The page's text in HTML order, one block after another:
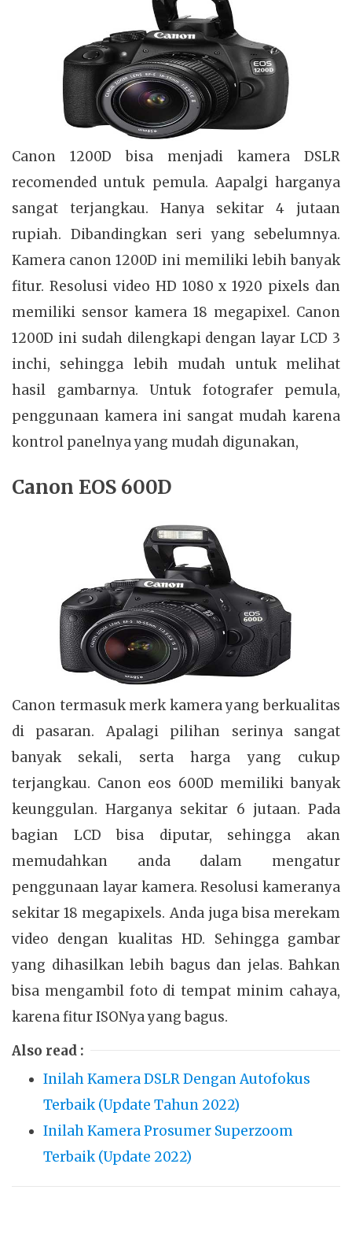
Canon 1200D bisa menjadi kamera DSLR
recomended untuk pemula. Aapalgi harganya
sangat terjangkau. Hanya sekitar 4 jutaan
rupiah. Dibandingkan seri yang sebelumnya.
Kamera canon 1200D ini memiliki lebih banyak
fitur. Resolusi video HD 1080 x 1920 pixels dan
memiliki sensor kamera 18 megapixel. Canon
1200D ini sudah dilengkapi dengan layar LCD 3
inchi, sehingga lebih mudah untuk melihat
hasil gambarnya. Untuk fotografer pemula,
penggunaan kamera ini sangat mudah karena
kontrol panelnya yang mudah digunakan,
Canon EOS 600D
Canon termasuk merk kamera yang berkualitas
di pasaran. Apalagi pilihan serinya sangat
banyak sekali, serta harga yang cukup
terjangkau. Canon eos 600D memiliki banyak
keunggulan. Harganya sekitar 6 jutaan. Pada
bagian LCD bisa diputar, sehingga akan
memudahkan anda dalam mengatur
penggunaan layar kamera. Resolusi kameranya
sekitar 18 megapixels. Anda juga bisa merekam
video dengan kualitas HD. Sehingga gambar
yang dihasilkan lebih bagus dan jelas. Bahkan
bisa mengambil foto di tempat minim cahaya,
karena fitur ISONya yang bagus.
Also read :
Inilah Kamera DSLR Dengan Autofokus
Terbaik (Update Tahun 2022)
Inilah Kamera Prosumer Superzoom
Terbaik (Update 2022)